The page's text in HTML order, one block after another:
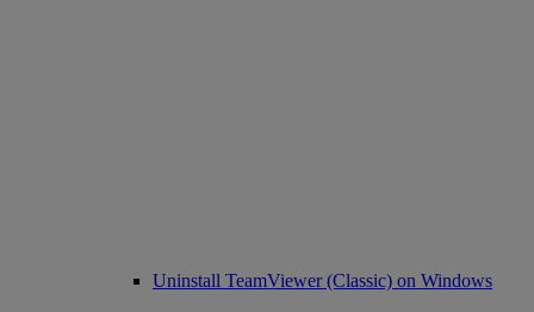
Uninstall TeamViewer (Classic) on Windows